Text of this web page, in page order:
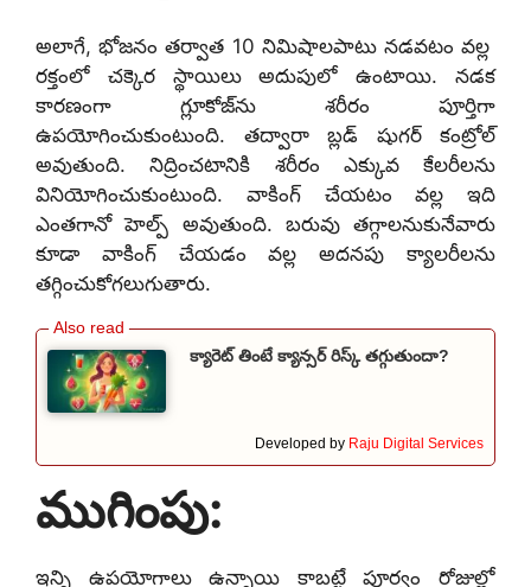
అలాగే, భోజనం తర్వాత 10 నిమిషాలపాటు నడవటం వల్ల
రక్తంలో చక్కెర స్థాయిలు అదుపులో ఉంటాయి. నడక
కారణంగా గ్లూకోజ్‌ను శరీరం పూర్తిగా
ఉపయోగించుకుంటుంది. తద్వారా బ్లడ్ షుగర్ కంట్రోల్
అవుతుంది. నిద్రించటానికి శరీరం ఎక్కువ కేలరీలను
వినియోగించుకుంటుంది. వాకింగ్ చేయటం వల్ల ఇది
ఎంతగానో హెల్ప్ అవుతుంది. బరువు తగ్గాలనుకునేవారు
కూడా వాకింగ్ చేయడం వల్ల అదనపు క్యాలరీలను
తగ్గించుకోగలుగుతారు.
క్యారెట్ తింటే క్యాన్సర్ రిస్క్ తగ్గుతుందా?
Developed by Raju Digital Services
ముగింపు:
ఇన్ని ఉపయోగాలు ఉన్నాయి కాబట్టే పూర్వం రోజుల్లో